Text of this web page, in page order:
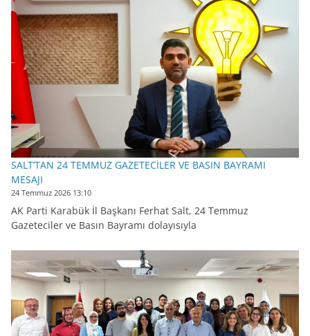
SALT’TAN 24 TEMMUZ GAZETECİLER VE BASIN BAYRAMI
MESAJI
24 Temmuz 2026 13:10
AK Parti Karabük İl Başkanı Ferhat Salt, 24 Temmuz
Gazeteciler ve Basın Bayramı dolayısıyla